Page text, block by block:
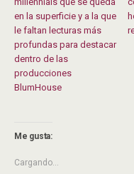
en la superficie y a la que
le faltan lecturas más
profundas para destacar
dentro de las
producciones
BlumHouse
Me gusta:
Cargando...